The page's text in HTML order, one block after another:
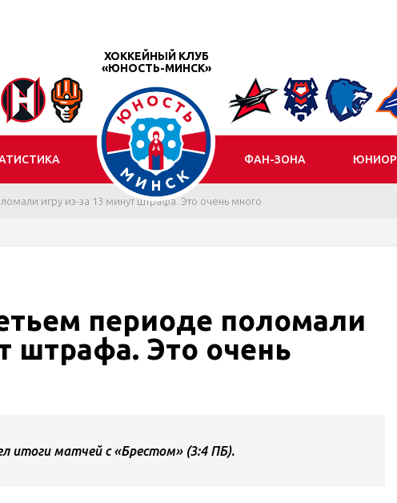
ХОККЕЙНЫЙ КЛУБ
«ЮНОСТЬ-МИНСК»
ФАН-ЗОНА ЮНИОР
игру из-за 13 минут штрафа. Это очень много
периоде поломали
штрафа. Это очень
итоги матчей с «Брестом» (3:4 ПБ).